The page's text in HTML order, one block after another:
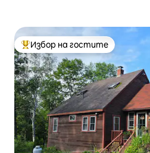
Най-популярен избор на
Избор на гостите